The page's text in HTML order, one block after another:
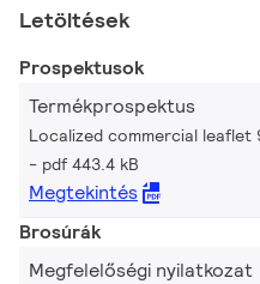
Letöltések
Prospektusok
Termékprospektus
Localized commercial leaflet
pdf 443.4 kB
Megtekintés
Brosúrák
Megfelelőségi nyilatkozat